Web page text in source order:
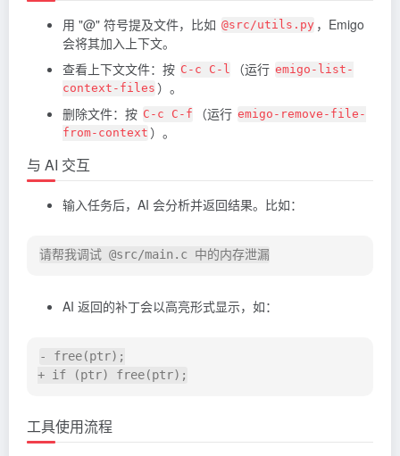
用 "@" 符号提及文件，比如 @src/utils.py ，Emigo
会将其加入上下文。
查看上下文文件：按 C-c C-l （运行 emigo-list-
context-files ）。
删除文件：按 C-c C-f （运行 emigo-remove-file-
from-context ）。
与 AI 交互
输入任务后，AI 会分析并返回结果。比如：
AI 返回的补丁会以高亮形式显示，如：
- free(ptr);
工具使用流程